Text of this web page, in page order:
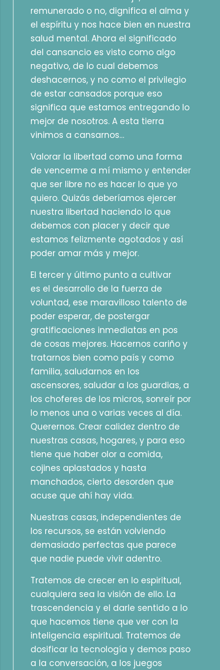
remunerado o no, dignifica el alma y
el espíritu y nos hace bien en nuestra
salud mental. Ahora el significado
del cansancio es visto como algo
negativo, de lo cual debemos
deshacernos, y no como el privilegio
de estar cansados porque eso
significa que estamos entregando lo
mejor de nosotros. A esta tierra
vinimos a cansarnos…
Valorar la libertad como una forma
de vencerme a mí mismo y entender
que ser libre no es hacer lo que yo
quiero. Quizás deberíamos ejercer
nuestra libertad haciendo lo que
debemos con placer y decir que
estamos felizmente agotados y así
poder amar más y mejor.
El tercer y último punto a cultivar
es el desarrollo de la fuerza de
voluntad, ese maravilloso talento de
poder esperar, de postergar
gratificaciones inmediatas en pos
de cosas mejores. Hacernos cariño y
tratarnos bien como país y como
familia, saludarnos en los
ascensores, saludar a los guardias, a
los choferes de los micros, sonreír por
lo menos una o varias veces al día.
Querernos. Crear calidez dentro de
nuestras casas, hogares, y para eso
tiene que haber olor a comida,
cojines aplastados y hasta
manchados, cierto desorden que
acuse que ahí hay vida.
Nuestras casas, independientes de
los recursos, se están volviendo
demasiado perfectas que parece
que nadie puede vivir adentro.
Tratemos de crecer en lo espiritual,
cualquiera sea la visión de ello. La
trascendencia y el darle sentido a lo
que hacemos tiene que ver con la
inteligencia espiritual. Tratemos de
dosificar la tecnología y demos paso
a la conversación, a los juegos